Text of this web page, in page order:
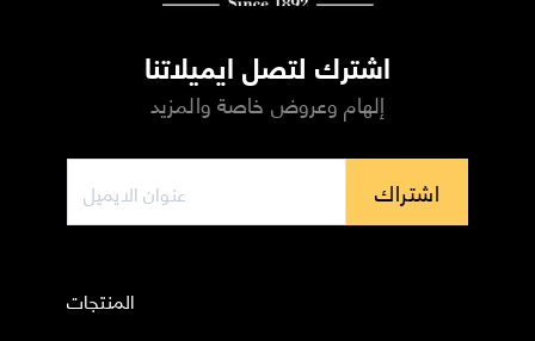
اشترك لتصل ايميلاتنا
إلهام وعروض خاصة والمزيد
اشتراك
المنتجات